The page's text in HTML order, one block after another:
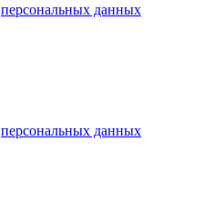
персональных данных
персональных данных